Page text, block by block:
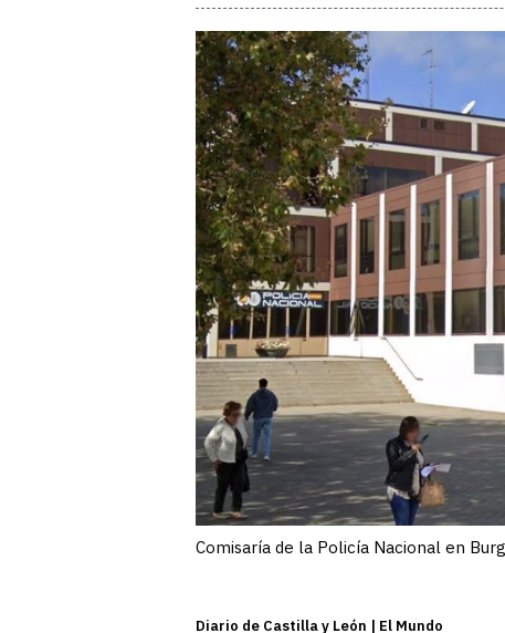
Comisaría de la Policía Nacional en
Diario de Castilla y León | El Mundo